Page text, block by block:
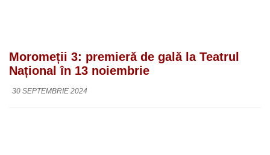
Moromeții 3: premieră de gală la Teatrul
Național în 13 noiembrie
30 SEPTEMBRIE 2024